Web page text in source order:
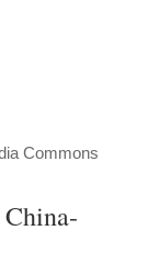
Commons